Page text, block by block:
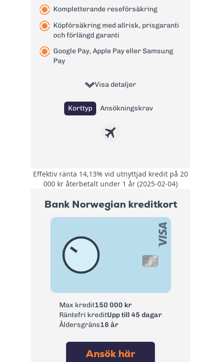
Valutapåslag:
Påminnelseavgift:
60 kr
gift:
125 kr
Kompletterande reseförsäkring
Köpförsäkring med allrisk, prisgaranti
och förlängd garanti
Google Pay, Apple Pay eller Samsung
Pay
Visa detaljer
Korttyp Ansökningskrav
Försäkring:
Kompletterande
reseförsäkring med
avbeställningskydd.
allriskförsäkring,
prisgaranti och
förlängt garanti.
Årsavgift:
0 kr första året
därefter 195 kr/år.
Ränta:
14,25%
Effektiv ränta:
14,13%
Kontantuttag i
bankomat:
Kontantuttag i
3 %, lägst 45 kr
Effektiv ränta 14,13% vid utnyttjad kredit på 20
000 kr återbetalt under 1 år (2025-02-04)
Bank Norwegian kreditkort
Max kredit150 000 kr
Räntefri kreditUpp till 45 dagar
Åldersgräns18 år
Ansök här